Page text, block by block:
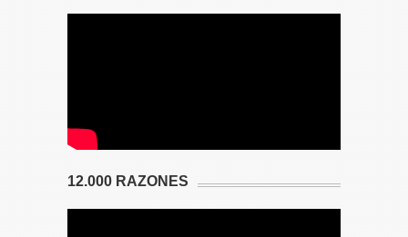
12.000 RAZONES